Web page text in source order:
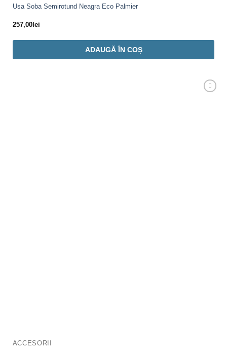
Usa Soba Semirotund Neagra Eco Palmier
257,00lei
ADAUGĂ ÎN COȘ
ACCESORII